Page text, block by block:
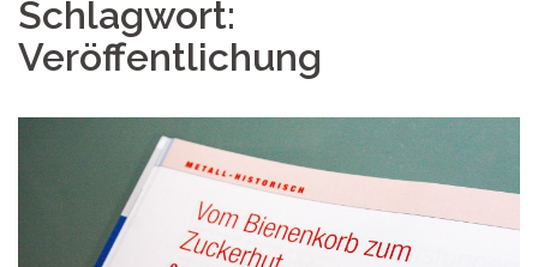
Schlagwort:
Veröffentlichung